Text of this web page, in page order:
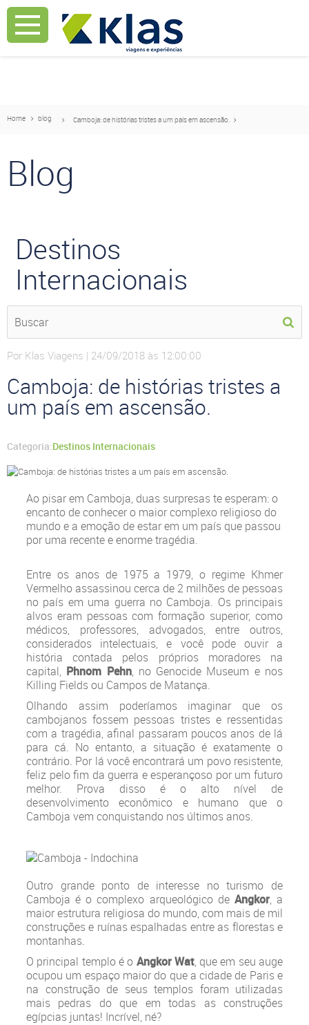
Mostrar Aviso
Home blog Camboja: de histórias tristes a um país em ascensão.
Blog
Destinos
Internacionais
Por Klas Viagens | 24/09/2018 às 12:00:00
Camboja: de histórias tristes a
um país em ascensão.
Categoria:Destinos Internacionais
Ao pisar em Camboja, duas surpresas te esperam: o
encanto de conhecer o maior complexo religioso do
mundo e a emoção de estar em um país que passou
por uma recente e enorme tragédia.
Entre os anos de 1975 a 1979, o regime Khmer
Vermelho assassinou cerca de 2 milhões de pessoas
no país em uma guerra no Camboja. Os principais
alvos eram pessoas com formação superior, como
médicos, professores, advogados, entre outros,
considerados intelectuais, e você pode ouvir a
história contada pelos próprios moradores na
capital, Phnom Pehn, no Genocide Museum e nos
Killing Fields ou Campos de Matança.
Olhando assim poderíamos imaginar que os
cambojanos fossem pessoas tristes e ressentidas
com a tragédia, afinal passaram poucos anos de lá
para cá. No entanto, a situação é exatamente o
contrário. Por lá você encontrará um povo resistente,
feliz pelo fim da guerra e esperançoso por um futuro
melhor. Prova disso é o alto nível de
desenvolvimento econômico e humano que o
Camboja vem conquistando nos últimos anos.
Outro grande ponto de interesse no turismo de
Camboja é o complexo arqueológico de Angkor, a
maior estrutura religiosa do mundo, com mais de mil
construções e ruínas espalhadas entre as florestas e
montanhas.
O principal templo é o Angkor Wat, que em seu auge
ocupou um espaço maior do que a cidade de Paris e
na construção de seus templos foram utilizadas
mais pedras do que em todas as construções
egípcias juntas! Incrível, né?